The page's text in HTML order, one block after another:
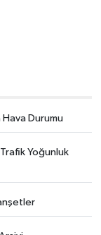
Durumu
Yoğunluk